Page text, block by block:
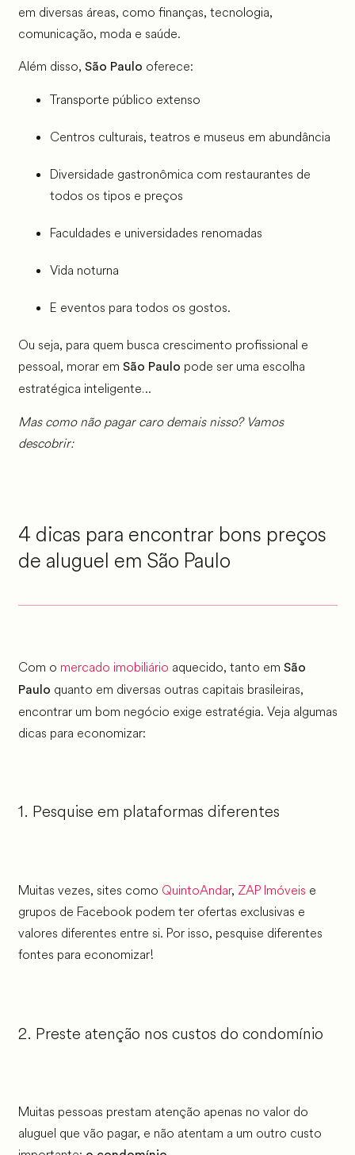
em diversas áreas, como finanças, tecnologia,
comunicação, moda e saúde.
Além disso, São Paulo oferece:
Transporte público extenso
Centros culturais, teatros e museus em abundância
Diversidade gastronômica com restaurantes de
todos os tipos e preços
Faculdades e universidades renomadas
Vida noturna
E eventos para todos os gostos.
Ou seja, para quem busca crescimento profissional e
pessoal, morar em São Paulo pode ser uma escolha
estratégica inteligente…
Mas como não pagar caro demais nisso? Vamos
descobrir:
4 dicas para encontrar bons preços
de aluguel em São Paulo
Com o mercado imobiliário aquecido, tanto em São
Paulo quanto em diversas outras capitais brasileiras,
encontrar um bom negócio exige estratégia. Veja algumas
dicas para economizar:
1. Pesquise em plataformas diferentes
Muitas vezes, sites como QuintoAndar, ZAP Imóveis e
grupos de Facebook podem ter ofertas exclusivas e
valores diferentes entre si. Por isso, pesquise diferentes
fontes para economizar!
2. Preste atenção nos custos do condomínio
Muitas pessoas prestam atenção apenas no valor do
aluguel que vão pagar, e não atentam a um outro custo